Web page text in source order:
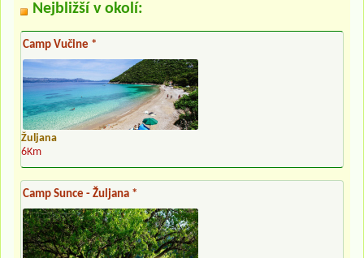
Nejbližší v okolí:
Camp Vučine *
Žuljana
6Km
Camp Sunce - Žuljana *